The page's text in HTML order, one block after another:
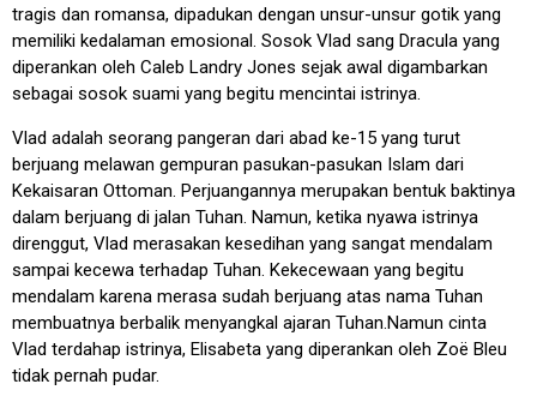
tragis dan romansa, dipadukan dengan unsur-unsur gotik yang
memiliki kedalaman emosional. Sosok Vlad sang Dracula yang
diperankan oleh Caleb Landry Jones sejak awal digambarkan
sebagai sosok suami yang begitu mencintai istrinya.
Vlad adalah seorang pangeran dari abad ke-15 yang turut
berjuang melawan gempuran pasukan-pasukan Islam dari
Kekaisaran Ottoman. Perjuangannya merupakan bentuk baktinya
dalam berjuang di jalan Tuhan. Namun, ketika nyawa istrinya
direnggut, Vlad merasakan kesedihan yang sangat mendalam
sampai kecewa terhadap Tuhan. Kekecewaan yang begitu
mendalam karena merasa sudah berjuang atas nama Tuhan
membuatnya berbalik menyangkal ajaran Tuhan.Namun cinta
Vlad terdahap istrinya, Elisabeta yang diperankan oleh Zoë Bleu
tidak pernah pudar.